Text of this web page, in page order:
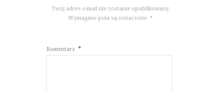
Twój adres e-mail nie zostanie opublikowany.
Wymagane pola są oznaczone *
Komentarz *